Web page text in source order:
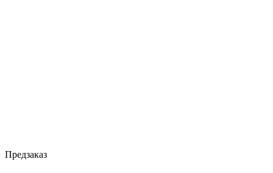
Предзаказ